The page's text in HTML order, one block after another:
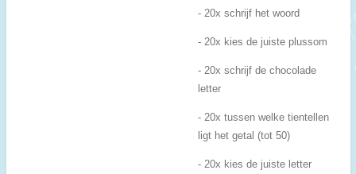
- 20x schrijf het woord
- 20x kies de juiste plussom
- 20x schrijf de chocolade
letter
- 20x tussen welke tientellen
ligt het getal (tot 50)
- 20x kies de juiste letter